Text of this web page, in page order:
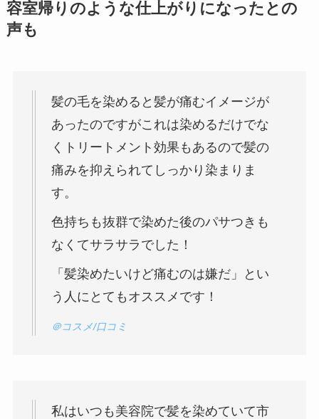
容室帰りのような仕上がりになったとの
声も
髪の毛を染めると髪が痛むイメージが
あったのですがこれは染めるだけでな
くトリートメント効果もあるので髪の
痛みを抑えられてしっかり染まりま
す。
色持ちも抜群で染めた後のパサつきも
なくてサラサラでした！
「髪染めたいけど痛むのは嫌だ」とい
う人にとてもオススメです！
＠コスメ/口コミ
私はいつも美容院で髪を染めていて市